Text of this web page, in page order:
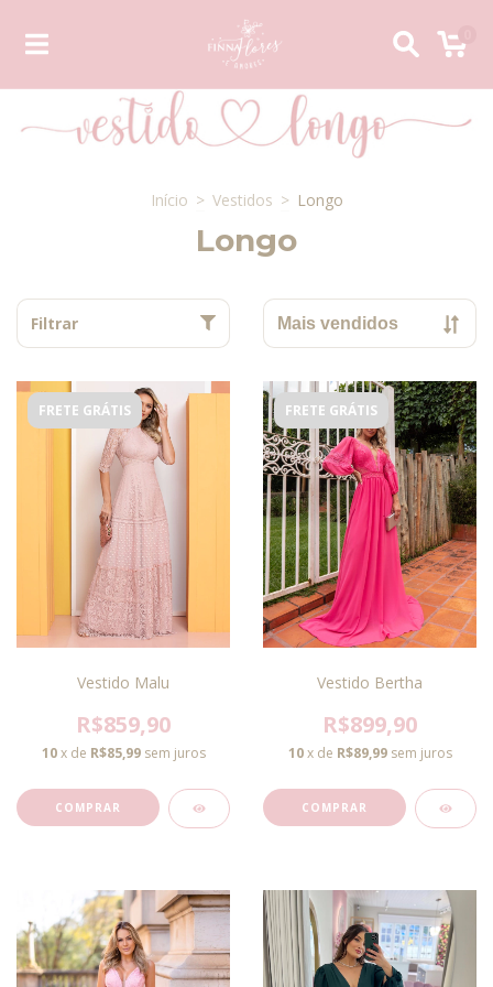
Início > Vestidos > Longo
Longo
Filtrar
FRETE GRÁTIS
Vestido Malu
R$859,90
10 x de R$85,99 sem juros
COMPRAR
FRETE GRÁTIS
Vestido Bertha
R$899,90
10 x de R$89,99 sem juros
COMPRAR